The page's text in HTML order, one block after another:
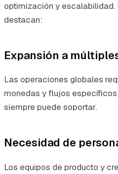
optimización y escalabilidad.
destacan:
Expansión a
Las operaciones globales
monedas y flujos específicos
siempre puede soportar.
Necesidad de
Los equipos de producto y